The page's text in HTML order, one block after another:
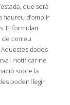
que serà
haureu d’omplir
El formulari
de correu
dades
i notificar-ne
sobre la
poden llegir